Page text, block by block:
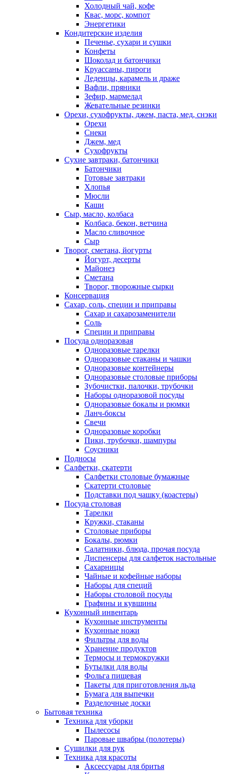
Холодный чай, кофе
Квас, морс, компот
Энергетики
Кондитерские изделия
Печенье, сухари и сушки
Конфеты
Шоколад и батончики
Круассаны, пироги
Леденцы, карамель и драже
Вафли, пряники
Зефир, мармелад
Жевательные резинки
Орехи, сухофрукты, джем, паста, мед, снэки
Орехи
Снеки
Джем, мед
Сухофрукты
Сухие завтраки, батончики
Батончики
Готовые завтраки
Хлопья
Мюсли
Каши
Сыр, масло, колбаса
Колбаса, бекон, ветчина
Масло сливочное
Сыр
Творог, сметана, йогурты
Йогурт, десерты
Майонез
Сметана
Творог, творожные сырки
Консервация
Сахар, соль, специи и приправы
Сахар и сахарозаменители
Соль
Специи и приправы
Посуда одноразовая
Одноразовые тарелки
Одноразовые стаканы и чашки
Одноразовые контейнеры
Одноразовые столовые приборы
Зубочистки, палочки, трубочки
Наборы одноразовой посуды
Одноразовые бокалы и рюмки
Ланч-боксы
Свечи
Одноразовые коробки
Пики, трубочки, шампуры
Соусники
Подносы
Салфетки, скатерти
Салфетки столовые бумажные
Скатерти столовые
Подставки под чашку (коастеры)
Посуда столовая
Тарелки
Кружки, стаканы
Столовые приборы
Бокалы, рюмки
Салатники, блюда, прочая посуда
Диспенсеры для салфеток настольные
Сахарницы
Чайные и кофейные наборы
Наборы для специй
Наборы столовой посуды
Графины и кувшины
Кухонный инвентарь
Кухонные инструменты
Кухонные ножи
Фильтры для воды
Хранение продуктов
Термосы и термокружки
Бутылки для воды
Фольга пищевая
Пакеты для приготовления льда
Бумага для выпечки
Разделочные доски
Бытовая техника
Техника для уборки
Пылесосы
Паровые швабры (полотеры)
Сушилки для рук
Техника для красоты
Аксессуары для бритья